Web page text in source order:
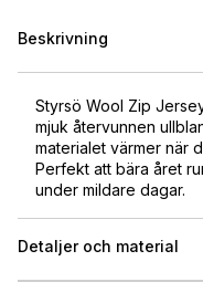
Beskrivning
Styrsö Wool Zip
mjuk återvunnen
materialet värmer när
Perfekt att bära året
under mildare dagar.
Detaljer och material